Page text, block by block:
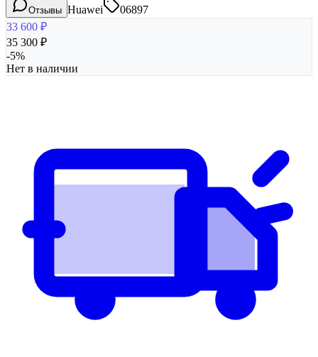
Отзывы Huawei
06897
33 600 ₽
35 300 ₽
-5%
Нет в наличии